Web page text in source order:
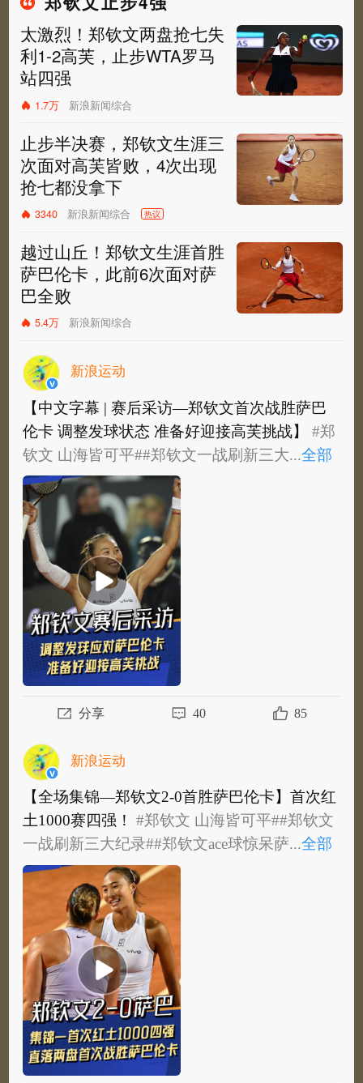
太激烈！郑钦文两盘抢七失
利1-2高芙，止步WTA罗马
站四强
1.7万 新浪新闻综合
止步半决赛，郑钦文生涯三
次面对高芙皆败，4次出现
抢七都没拿下
3340 新浪新闻综合 热议
越过山丘！郑钦文生涯首胜
萨巴伦卡，此前6次面对萨
巴全败
5.4万 新浪新闻综合
新浪运动
【中文字幕 | 赛后采访—郑钦文首次战胜萨巴
伦卡 调整发球状态 准备好迎接高芙挑战】#郑
钦文 山海皆可平##郑钦文一战刷新三大...全部
【中文字幕 | 赛后采访—郑钦文首次战胜萨巴
伦卡 调整发球状态 准备好迎接高芙挑战】
钦文 山海皆可平##郑钦文一战刷新三大纪...
部
分享 40 85
新浪运动
【全场集锦—郑钦文2-0首胜萨巴伦卡】首次红
土1000赛四强！#郑钦文 山海皆可平##郑钦文
一战刷新三大纪录##郑钦文ace球惊呆萨...全部
【全场集锦—郑钦文2-0首胜萨巴伦卡】首次红
土1000赛四强！#郑钦文 山海皆可平#
一战刷新三大纪录##郑钦文ace球惊呆萨巴...
部